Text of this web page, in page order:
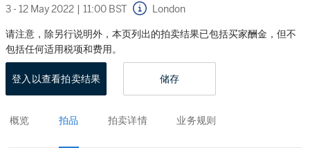
3 - 12 May 2022 | 11:00 BST London
请注意，除另行说明外，本页列出的拍卖结果已包括买家酬金，但不
包括任何适用税项和费用。
登入以查看拍卖结果 储存
概览 拍品 拍卖详情 业务规则